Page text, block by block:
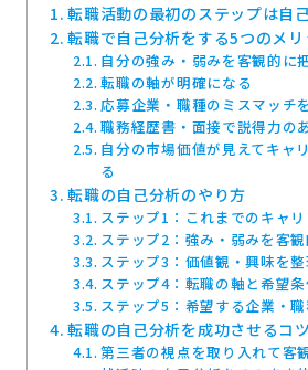
転職活動の最初のステップは自
転職で自己分析をする5つのメリ
自分の強み・弱みを客観的に
転職の軸が明確になる
応募企業・職種のミスマッチ
職務経歴書・面接で説得力の
自分の市場価値が見えてキャ
る
転職の自己分析のやり方
ステップ1：これまでのキャ
ステップ2：強み・弱みを客
ステップ3：価値観・興味を
ステップ4：転職の軸と希望
ステップ5：希望する企業・
転職の自己分析を成功させるコツ
第三者の視点を取り入れて客